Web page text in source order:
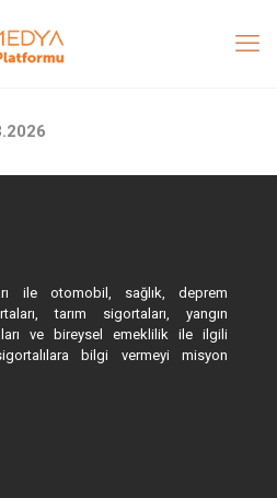
ile otomobil, sağlık, deprem
tarım sigortaları, yangın
ve bireysel emeklilik ile ilgili
bilgi vermeyi misyon